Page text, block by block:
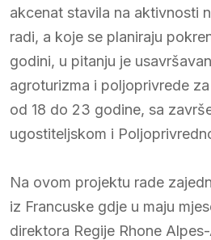
akcenat stavila na aktivnosti
radi, a koje se planiraju
godini, u pitanju je
agroturizma i poljoprivrede
od 18 do 23 godine, sa
ugostiteljskom i
Na ovom projektu rade
iz Francuske gdje u maju
direktora Regije Rhone